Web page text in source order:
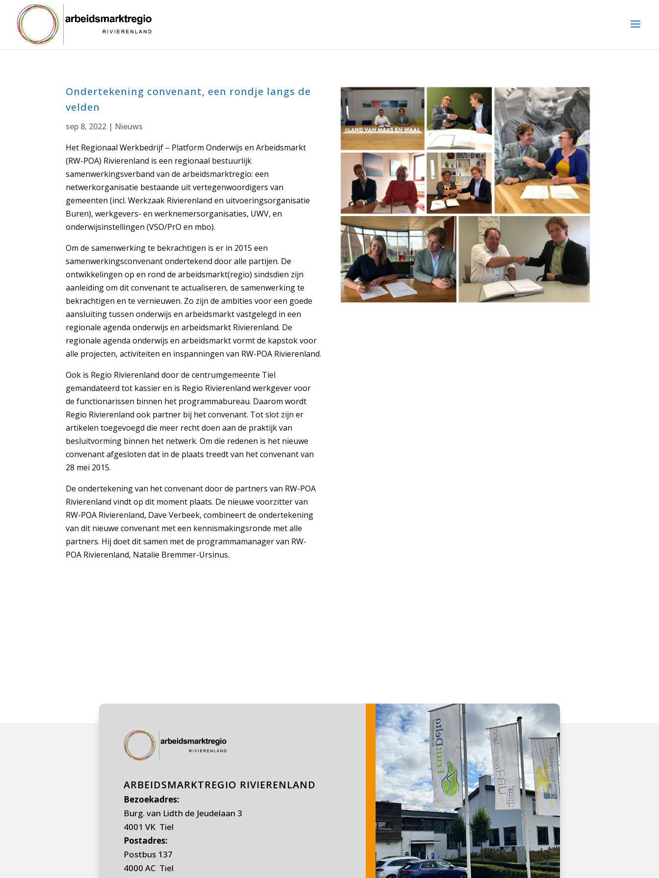
Ondertekening convenant, een rondje langs de
velden
sep 8, 2022 | Nieuws
Het Regionaal Werkbedrijf – Platform Onderwijs en Arbeidsmarkt
(RW-POA) Rivierenland is een regionaal bestuurlijk
samenwerkingsverband van de arbeidsmarktregio: een
netwerkorganisatie bestaande uit vertegenwoordigers van
gemeenten (incl. Werkzaak Rivierenland en uitvoeringsorganisatie
Buren), werkgevers- en werknemersorganisaties, UWV, en
onderwijsinstellingen (VSO/PrO en mbo).
Om de samenwerking te bekrachtigen is er in 2015 een
samenwerkingsconvenant ondertekend door alle partijen. De
ontwikkelingen op en rond de arbeidsmarkt(regio) sindsdien zijn
aanleiding om dit convenant te actualiseren, de samenwerking te
bekrachtigen en te vernieuwen. Zo zijn de ambities voor een goede
aansluiting tussen onderwijs en arbeidsmarkt vastgelegd in een
regionale agenda onderwijs en arbeidsmarkt Rivierenland. De
regionale agenda onderwijs en arbeidsmarkt vormt de kapstok voor
alle projecten, activiteiten en inspanningen van RW-POA Rivierenland.
Ook is Regio Rivierenland door de centrumgemeente Tiel
gemandateerd tot kassier en is Regio Rivierenland werkgever voor
de functionarissen binnen het programmabureau. Daarom wordt
Regio Rivierenland ook partner bij het convenant. Tot slot zijn er
artikelen toegevoegd die meer recht doen aan de praktijk van
besluitvorming binnen het netwerk. Om die redenen is het nieuwe
convenant afgesloten dat in de plaats treedt van het convenant van
28 mei 2015.
De ondertekening van het convenant door de partners van RW-POA
Rivierenland vindt op dit moment plaats. De nieuwe voorzitter van
RW-POA Rivierenland, Dave Verbeek, combineert de ondertekening
van dit nieuwe convenant met een kennismakingsronde met alle
partners. Hij doet dit samen met de programmamanager van RW-
POA Rivierenland, Natalie Bremmer-Ursinus.
ARBEIDSMARKTREGIO RIVIERENLAND
Bezoekadres:
Burg. van Lidth de Jeudelaan 3
4001 VK Tiel
Postadres:
Postbus 137
4000 AC Tiel